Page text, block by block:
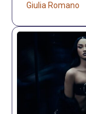
Giulia Romano